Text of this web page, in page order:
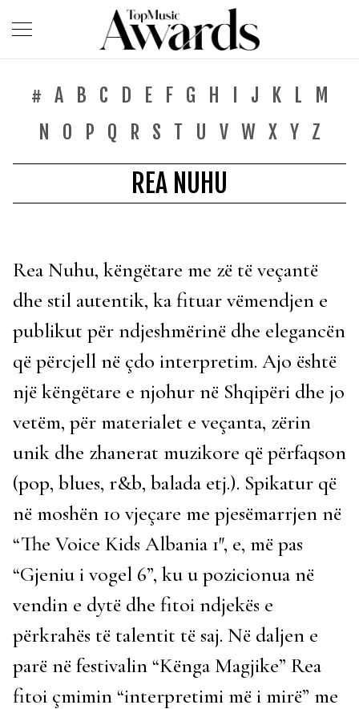
# A B C D E F G H J K L
M
N
O P Q R S T U V W X Y Z
REA NUHU
Rea Nuhu, këngëtare me zë të veçantë
dhe stil autentik, ka fituar vëmendjen e
publikut për ndjeshmërinë dhe elegancën
që përcjell në çdo interpretim. Ajo është
një këngëtare e njohur në Shqipëri dhe jo
vetëm, për materialet e veçanta, zërin
unik dhe zhanerat muzikore që përfaqson
(pop, blues, r&b, balada etj.). Spikatur që
në moshën 10 vjeçare me pjesëmarrjen në
“The Voice Kids Albania 1″, e, më pas
“Gjeniu i vogel 6”, ku u pozicionua në
vendin e dytë dhe fitoi ndjekës e
përkrahës të talentit të saj. Në daljen e
parë në festivalin “Kënga Magjike” Rea
fitoi çmimin “interpretimi më i mirë” me